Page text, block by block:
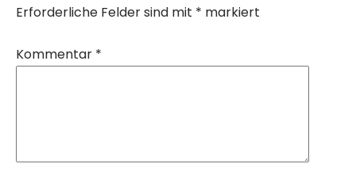
Erforderliche Felder sind mit * markiert
Kommentar *